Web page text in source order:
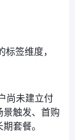
签维度，
尚未建立付
景触发、首购
套餐。